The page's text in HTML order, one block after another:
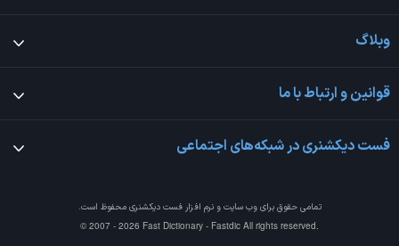
وبلاگ
قوانین و ارتباط با ما
فست دیکشنری در شبکه‌های اجتماعی
تمامی حقوق برای وب سایت و نرم افزارفست دیکشنری محفوظ است.
© 2007 - 2026 Fast Dictionary - Fastdic All rights reserved.